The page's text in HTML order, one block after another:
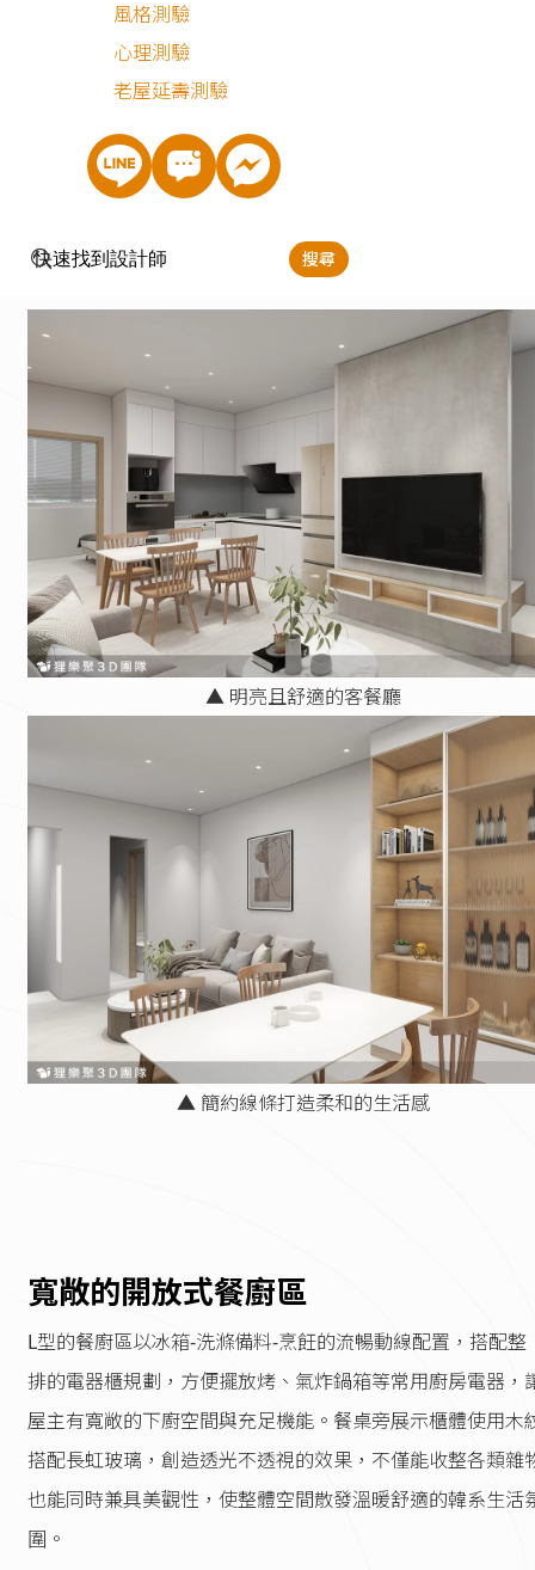
風格測驗
心理測驗
老屋延壽測驗
搜尋
淨白簡約的客廳
僅好清潔、保養，也能維持整體的清爽感。電視牆部分採用
有手感紋理、好清潔的司曼特漆，同時將樓梯巧妙隱藏於後
▲ 明亮且舒適的客餐廳
▲ 簡約線條打造柔和的生活感
寬敞的開放式餐廚區
L型的餐廚區以冰箱-洗滌備料-烹飪的流暢動線配置，搭配整
排的電器櫃規劃，方便擺放烤、氣炸鍋箱等常用廚房電器，
屋主有寬敞的下廚空間與充足機能。餐桌旁展示櫃體使用木
搭配長虹玻璃，創造透光不透視的效果，不僅能收整各類雜
也能同時兼具美觀性，使整體空間散發溫暖舒適的韓系生活
圍。